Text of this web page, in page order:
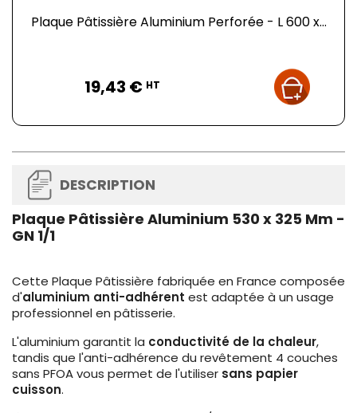
Plaque Pâtissière Aluminium Perforée - L 600 x...
19,43 € HT
DESCRIPTION
Plaque Pâtissière Aluminium 530 x 325 Mm -
GN 1/1
Cette Plaque Pâtissière fabriquée en France composée
d'aluminium anti-adhérent est adaptée à un usage
professionnel en pâtisserie.
L'aluminium garantit la conductivité de la chaleur,
tandis que l'anti-adhérence du revêtement 4 couches
sans PFOA vous permet de l'utiliser sans papier
cuisson.